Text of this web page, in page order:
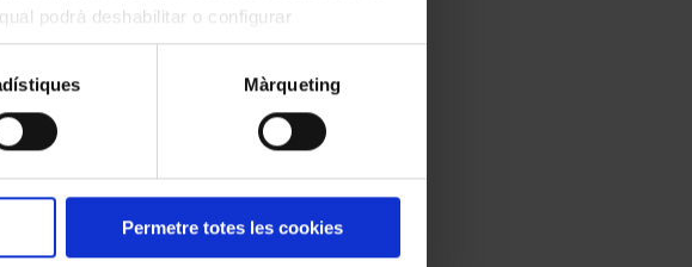
podrà deshabilitar o configurar
Màrqueting
Permetre totes les cookies